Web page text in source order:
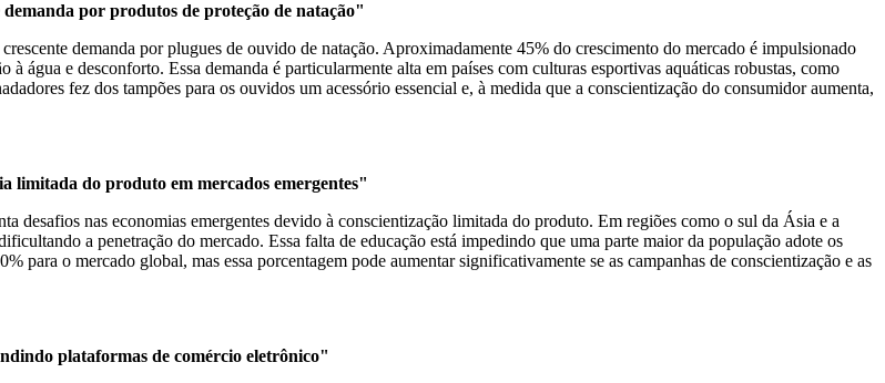
por produtos de proteção de natação"
demanda por plugues de ouvido de natação. Aproximadamente 45% do crescimento do mercado é impulsionado
água e desconforto. Essa demanda é particularmente alta em países com culturas esportivas aquáticas robustas, como
fez dos tampões para os ouvidos um acessório essencial e, à medida que a conscientização do consumidor aumenta,
limitada do produto em mercados emergentes"
desafios nas economias emergentes devido à conscientização limitada do produto. Em regiões como o sul da Ásia e a
a penetração do mercado. Essa falta de educação está impedindo que uma parte maior da população adote os
para o mercado global, mas essa porcentagem pode aumentar significativamente se as campanhas de conscientização e as
plataformas de comércio eletrônico"